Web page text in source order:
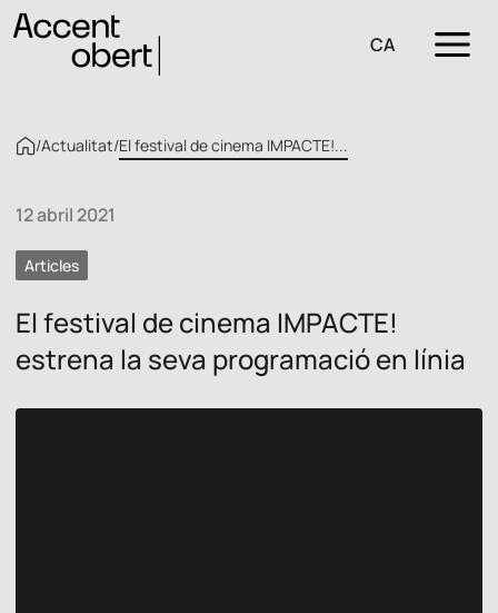
CA
/Actualitat/El festival de cinema IMPACTE!...
12 abril 2021
Articles
El festival de cinema IMPACTE!
estrena la seva programació en línia